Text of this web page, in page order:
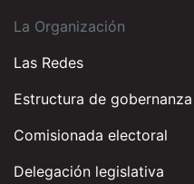
La Organización
Las Redes
Estructura de gobernanza
Comisionada electoral
Delegación legislativa